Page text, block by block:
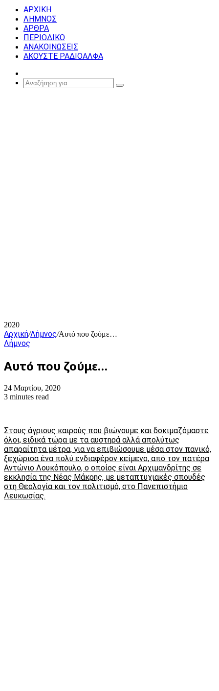
ΑΡΧΙΚΗ
ΛΗΜΝΟΣ
ΑΡΘΡΑ
ΠΕΡΙΟΔΙΚΟ
ΑΝΑΚΟΙΝΩΣΕΙΣ
ΑΚΟΥΣΤΕ ΡΑΔΙΟΑΛΦΑ
Article
Αναζήτηση
2020
Αρχική/Λήμνος/Αυτό που ζούμε…
Λήμνος
Αυτό που ζούμε…
24 Μαρτίου, 2020
3 minutes read
Στους άγριους καιρούς που βιώνουμε και δοκιμαζόμαστε
όλοι, ειδικά τώρα με τα αυστηρά αλλά απολύτως
απαραίτητα μέτρα, για να επιβιώσουμε μέσα στον πανικό,
ξεχώρισα ένα πολύ ενδιαφέρον κείμενο, από τον πατέρα
Αντώνιο Λουκόπουλο, ο οποίος είναι Αρχιμανδρίτης σε
εκκλησία της Νέας Μάκρης, με μεταπτυχιακές σπουδές
στη Θεολογία και τον πολιτισμό, στο Πανεπιστήμιο
Λευκωσίας.